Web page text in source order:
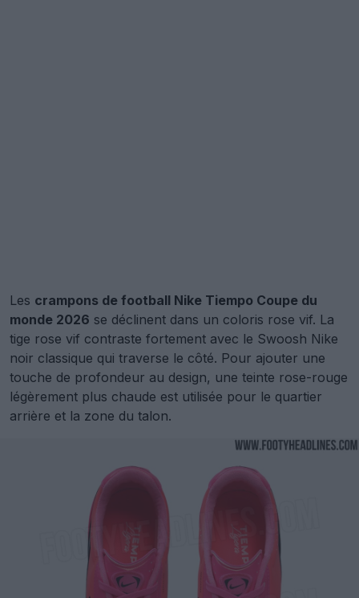
Les crampons de football Nike Tiempo Coupe du
monde 2026 se déclinent dans un coloris rose vif. La
tige rose vif contraste fortement avec le Swoosh Nike
noir classique qui traverse le côté. Pour ajouter une
touche de profondeur au design, une teinte rose-rouge
légèrement plus chaude est utilisée pour le quartier
arrière et la zone du talon.